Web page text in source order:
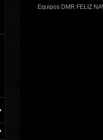
Equipos DMR FELIZ